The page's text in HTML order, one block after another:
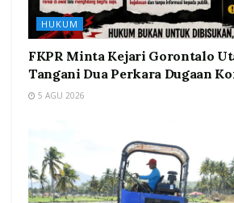
HUKUM
FKPR Minta Kejari Gorontalo
Tangani Dua Perkara Dugaan
5 AGU 2026